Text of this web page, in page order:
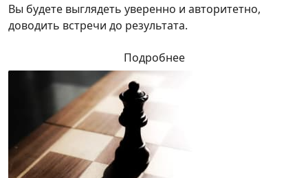
Вы будете выглядеть уверенно и авторитетно,
доводить встречи до результата.
Подробнее